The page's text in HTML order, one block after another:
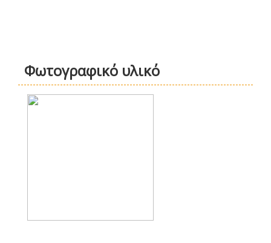
Φωτογραφικό υλικό